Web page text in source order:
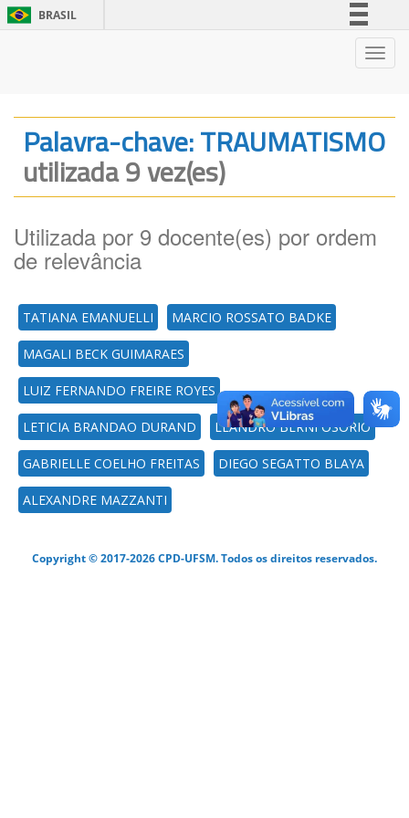
BRASIL
Legislação
Palavra-chave: TRAUMATISMO
utilizada 9 vez(es)
Utilizada por 9 docente(es) por ordem
de relevância
TATIANA EMANUELLI MARCIO ROSSATO BADKE
MAGALI BECK GUIMARAES
LUIZ FERNANDO FREIRE ROYES
LETICIA BRANDAO DURAND LEANDRO BERNI OSORIO
GABRIELLE COELHO FREITAS DIEGO SEGATTO BLAYA
ALEXANDRE MAZZANTI
Copyright © 2017-2026 CPD-UFSM. Todos os direitos reservados.